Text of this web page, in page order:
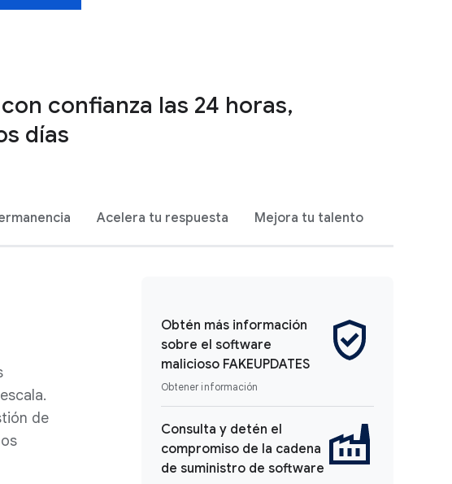
confianza las 24 horas,
días
Acelera tu respuesta Mejora tu talento
de
Obtén más información
sobre el software
malicioso FAKEUPDATES
Obtener información
Consulta y detén el
compromiso de la cadena
de suministro de software